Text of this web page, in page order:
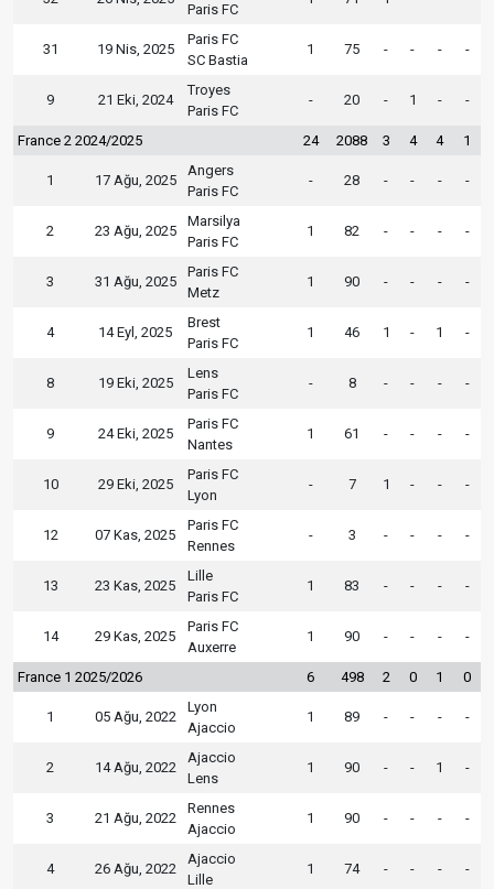
Paris FC
31 19 Nis, 2025
Paris FC
SC Bastia
1 75 - - - -
9 21 Eki, 2024
Troyes
Paris FC
- 20 - 1 - -
France 2 2024/2025 24 2088 3 4 4 1
1 17 Ağu, 2025
Angers
Paris FC
- 28 - - - -
2 23 Ağu, 2025
Marsilya
Paris FC
1 82 - - - -
3 31 Ağu, 2025
Paris FC
Metz
1 90 - - - -
4 14 Eyl, 2025
Brest
Paris FC
1 46 1 - 1 -
8 19 Eki, 2025
Lens
Paris FC
- 8 - - - -
9 24 Eki, 2025
Paris FC
Nantes
1 61 - - - -
10 29 Eki, 2025
Paris FC
Lyon
- 7 1 - - -
12 07 Kas, 2025
Paris FC
Rennes
- 3 - - - -
13 23 Kas, 2025
Lille
Paris FC
1 83 - - - -
14 29 Kas, 2025
Paris FC
Auxerre
1 90 - - - -
France 1 2025/2026 6 498 2 0 1 0
1 05 Ağu, 2022
Lyon
Ajaccio
1 89 - - - -
2 14 Ağu, 2022
Ajaccio
Lens
1 90 - - 1 -
3 21 Ağu, 2022
Rennes
Ajaccio
1 90 - - - -
4 26 Ağu, 2022
Ajaccio
Lille
1 74 - - - -